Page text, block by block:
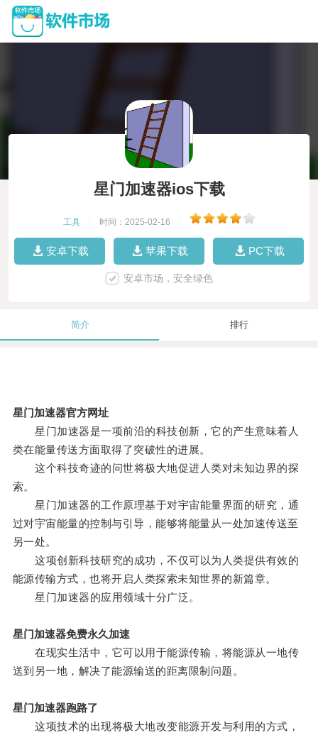
星门加速器ios下载
工具 时间：2025-02-16
安卓下载 苹果下载 PC下载
安卓市场，安全绿色
简介 排行
星门加速器官方网址
星门加速器是一项前沿的科技创新，它的产生意味着人
类在能量传送方面取得了突破性的进展。
这个科技奇迹的问世将极大地促进人类对未知边界的探
索。
星门加速器的工作原理基于对宇宙能量界面的研究，通
过对宇宙能量的控制与引导，能够将能量从一处加速传送至
另一处。
这项创新科技研究的成功，不仅可以为人类提供有效的
能源传输方式，也将开启人类探索未知世界的新篇章。
星门加速器的应用领域十分广泛。
星门加速器免费永久加速
在现实生活中，它可以用于能源传输，将能源从一地传
送到另一地，解决了能源输送的距离限制问题。
星门加速器跑路了
这项技术的出现将极大地改变能源开发与利用的方式，